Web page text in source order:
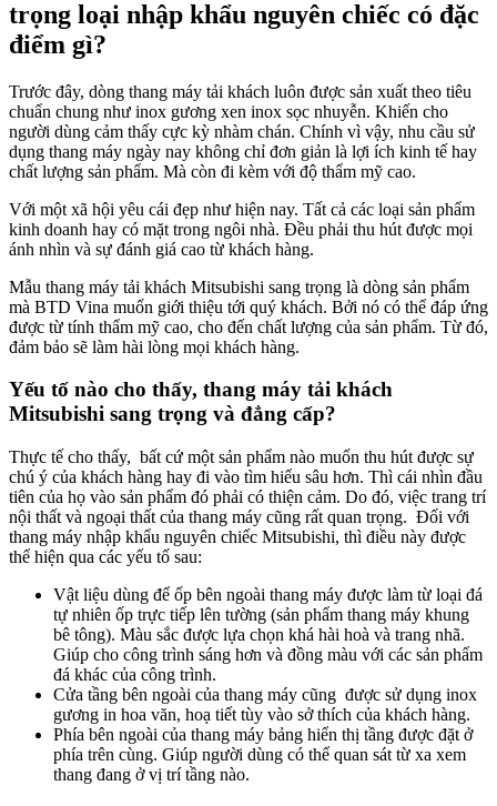
trọng loại nhập khẩu nguyên chiếc có đặc
điểm gì?
Trước đây, dòng thang máy tải khách luôn được sản xuất theo tiêu
chuẩn chung như inox gương xen inox sọc nhuyễn. Khiến cho
người dùng cảm thấy cực kỳ nhàm chán. Chính vì vậy, nhu cầu sử
dụng thang máy ngày nay không chỉ đơn giản là lợi ích kinh tế hay
chất lượng sản phẩm. Mà còn đi kèm với độ thẩm mỹ cao.
Với một xã hội yêu cái đẹp như hiện nay. Tất cả các loại sản phẩm
kinh doanh hay có mặt trong ngôi nhà. Đều phải thu hút được mọi
ánh nhìn và sự đánh giá cao từ khách hàng.
Mẫu thang máy tải khách Mitsubishi sang trọng là dòng sản phẩm
mà BTD Vina muốn giới thiệu tới quý khách. Bởi nó có thể đáp ứng
được từ tính thẩm mỹ cao, cho đến chất lượng của sản phẩm. Từ đó,
đảm bảo sẽ làm hài lòng mọi khách hàng.
Yếu tố nào cho thấy, thang máy tải khách
Mitsubishi sang trọng và đẳng cấp?
Thực tế cho thấy, bất cứ một sản phẩm nào muốn thu hút được sự
chú ý của khách hàng hay đi vào tìm hiểu sâu hơn. Thì cái nhìn đầu
tiên của họ vào sản phẩm đó phải có thiện cảm. Do đó, việc trang trí
nội thất và ngoại thất của thang máy cũng rất quan trọng. Đối với
thang máy nhập khẩu nguyên chiếc Mitsubishi, thì điều này được
thể hiện qua các yếu tố sau:
Vật liệu dùng để ốp bên ngoài thang máy được làm từ loại đá
tự nhiên ốp trực tiếp lên tường (sản phẩm thang máy khung
bê tông). Màu sắc được lựa chọn khá hài hoà và trang nhã.
Giúp cho công trình sáng hơn và đồng màu với các sản phẩm
đá khác của công trình.
Cửa tầng bên ngoài của thang máy cũng được sử dụng inox
gương in hoa văn, hoạ tiết tùy vào sở thích của khách hàng.
Phía bên ngoài của thang máy bảng hiển thị tầng được đặt ở
phía trên cùng. Giúp người dùng có thể quan sát từ xa xem
thang đang ở vị trí tầng nào.